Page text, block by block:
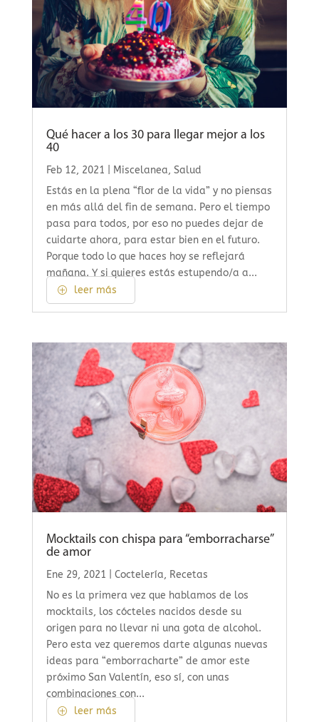
Qué hacer a los 30 para llegar mejor a los
40
Feb 12, 2021 Miscelanea, Salud
Estás en la plena “flor de la vida” y no piensas
en más allá del fin de semana. Pero el tiempo
pasa para todos, por eso no puedes dejar de
cuidarte ahora, para estar bien en el futuro.
Porque todo lo que haces hoy se reflejará
mañana. Y si quieres estás estupendo/a a...
leer más
Mocktails con chispa para “emborracharse”
de amor
Ene 29, 2021 Coctelería, Recetas
No es la primera vez que hablamos de los
mocktails, los cócteles nacidos desde su
origen para no llevar ni una gota de alcohol.
Pero esta vez queremos darte algunas nuevas
ideas para “emborracharte” de amor este
próximo San Valentín, eso sí, con unas
combinaciones con...
leer más